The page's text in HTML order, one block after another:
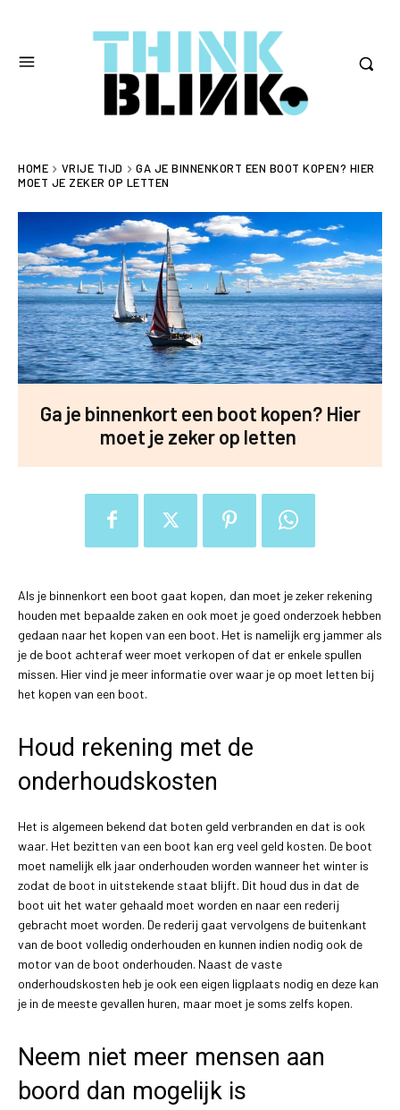
HOME VRIJE TIJD
GA JE BINNENKORT EEN BOOT KOPEN? HIER
MOET JE ZEKER OP LETTEN
Ga je binnenkort een boot kopen? Hier
moet je zeker op letten
Als je binnenkort een boot gaat kopen, dan moet je zeker rekening
houden met bepaalde zaken en ook moet je goed onderzoek hebben
gedaan naar het kopen van een boot. Het is namelijk erg jammer als
je de boot achteraf weer moet verkopen of dat er enkele spullen
missen. Hier vind je meer informatie over waar je op moet letten bij
het kopen van een boot.
Houd rekening met de
onderhoudskosten
Het is algemeen bekend dat boten geld verbranden en dat is ook
waar. Het bezitten van een boot kan erg veel geld kosten. De boot
moet namelijk elk jaar onderhouden worden wanneer het winter is
zodat de boot in uitstekende staat blijft. Dit houd dus in dat de
boot uit het water gehaald moet worden en naar een rederij
gebracht moet worden. De rederij gaat vervolgens de buitenkant
van de boot volledig onderhouden en kunnen indien nodig ook de
motor van de boot onderhouden. Naast de vaste
onderhoudskosten heb je ook een eigen ligplaats nodig en deze kan
je in de meeste gevallen huren, maar moet je soms zelfs kopen.
Neem niet meer mensen aan
boord dan mogelijk is